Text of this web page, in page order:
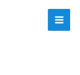
Main